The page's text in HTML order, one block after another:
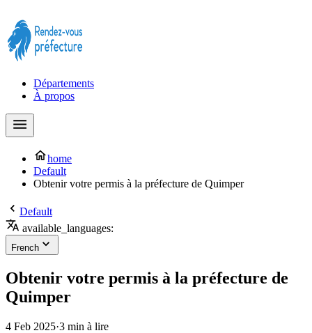
Départements
À propos
home
Default
Obtenir votre permis à la préfecture de Quimper
Default
available_languages:
French
Obtenir votre permis à la préfecture de
Quimper
4 Feb 2025·3 min à lire